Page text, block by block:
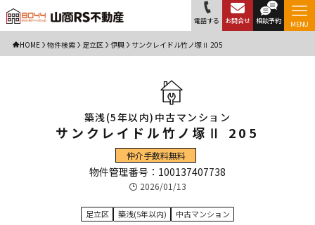
電話する お問合せ 相談予約 MENU
HOME 物件検索 足立区 伊興 サンクレイドル竹ノ塚Ⅱ 205
築浅(5年以内)中古マンション
サンクレイドル竹ノ塚Ⅱ 205
仲介手数料無料
物件管理番号：100137407738
2026/01/13
足立区 築浅(5年以内) 中古マンション